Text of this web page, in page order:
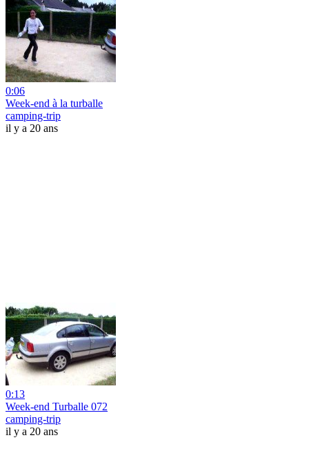
0:06
Week-end à la turballe
camping-trip
il y a 20 ans
0:13
Week-end Turballe 072
camping-trip
il y a 20 ans